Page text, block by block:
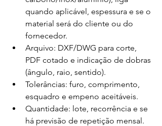
quando aplicável, espessura e se o
material será do cliente ou do
fornecedor.
Arquivo: DXF/DWG para corte,
PDF cotado e indicação de dobras
(ângulo, raio, sentido).
Tolerâncias: furo, comprimento,
esquadro e empeno aceitáveis.
Quantidade: lote, recorrência e se
há previsão de repetição mensal.